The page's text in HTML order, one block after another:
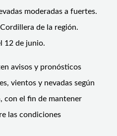
moderadas a fuertes.
Cordillera de la región.
12 de junio.
avisos y pronósticos
vientos y nevadas según
con el fin de mantener
las condiciones